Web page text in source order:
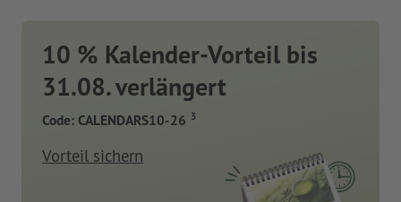
10 % Kalender-Vorteil bis
31.08. verlängert
Code: CALENDARS10-26 3
Vorteil sichern